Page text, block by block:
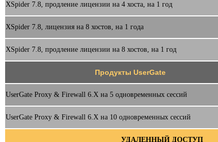
XSpider 7.8, продление лицензии на 4 хоста, на 1 год
XSpider 7.8, лицензия на 8 хостов, на 1 года
XSpider 7.8, продление лицензии на 8 хостов, на 1 год
Продукты UserGate
UserGate Proxy & Firewall 6.X на 5 одновременных сессий
UserGate Proxy & Firewall 6.X на 10 одновременных сессий
УДАЛЕННЫЙ ДОСТУП